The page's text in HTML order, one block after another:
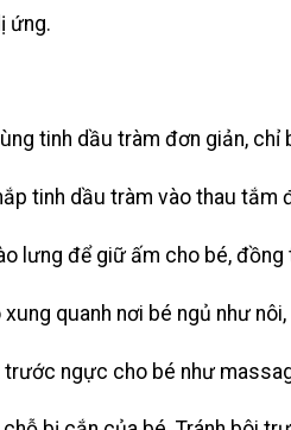
ứng.
tinh dầu tràm đơn giản,
tinh dầu tràm vào thau tắm
lưng để giữ ấm cho bé,
quanh nơi bé ngủ như
trước ngực cho bé như